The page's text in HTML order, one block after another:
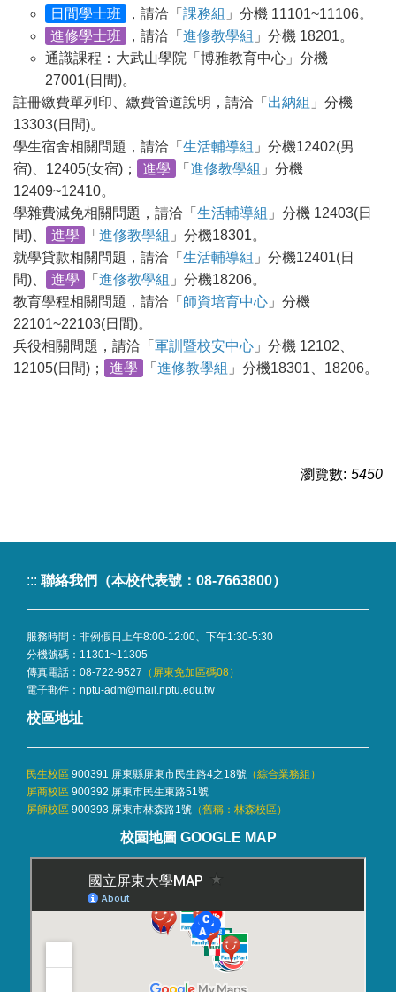
日間學士班
，請洽「 課務組 」分機 11101~11106。
進修學士班
，請洽「 進修教學組 」分機 18201。
通識課程：大武山學院「博雅教育中心」分機
27001(日間)。
註冊繳費單列印、繳費管道說明，請洽「 出納組 」分機
13303(日間)。
學生宿舍相關問題，請洽「 生活輔導組 」分機12402(男
宿)、12405(女宿)；
進學 「 進修教學組 」分機
12409~12410。
學雜費減免相關問題，請洽「 生活輔導組 」分機 12403(日
間)、
進學 「 進修教學組 」分機18301。
就學貸款相關問題，請洽「 生活輔導組 」分機12401(日
間)、
進學 「 進修教學組 」分機18206。
教育學程相關問題，請洽「 師資培育中心 」分機
22101~22103(日間)。
兵役相關問題，請洽「 軍訓暨校安中心 」分機 12102、
12105(日間)；
進學 「 進修教學組 」分機18301、18206。
瀏覽數: 5450
::: 聯絡我們（本校代表號：08-7663800）
服務時間：非例假日上午8:00-12:00、下午1:30-5:30
分機號碼： 11301~11305
傳真電話：08-722-9527 （屏東免加區碼08）
電子郵件： nptu-adm@mail.nptu.edu.tw
校區地址
民生校區 900391 屏東縣屏東市民生路4之18號 （綜合業務組 ）
屏商校區 900392 屏東市民生東路51號
屏師校區 900393 屏東市林森路1號 （舊稱：林森校區）
校園地圖 GOOGLE MAP